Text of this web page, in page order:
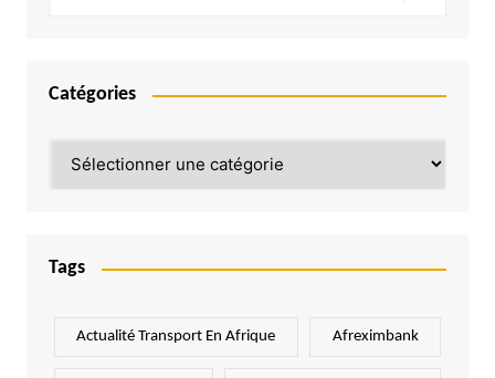
Catégories
Tags
Actualité Transport En Afrique Afreximbank